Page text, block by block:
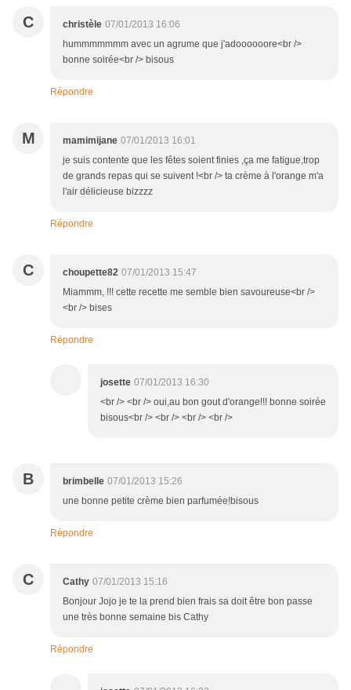
C christèle 07/01/2013 16:06
hummmmmmm avec un agrume que j'adoooooore<br />
bonne soirée<br /> bisous
Répondre
M mamimijane 07/01/2013 16:01
je suis contente que les fêtes soient finies ,ça me fatigue,trop
de grands repas qui se suivent !<br /> ta crème à l'orange m'a
l'air délicieuse bizzzz
Répondre
C choupette82 07/01/2013 15:47
Miammm, !!! cette recette me semble bien savoureuse<br />
<br /> bises
Répondre
josette 07/01/2013 16:30
<br /> <br /> oui,au bon gout d'orange!!! bonne soirée
bisous<br /> <br /> <br /> <br />
B brimbelle 07/01/2013 15:26
une bonne petite crème bien parfumée!bisous
Répondre
C Cathy 07/01/2013 15:16
Bonjour Jojo je te la prend bien frais sa doit être bon passe
une très bonne semaine bis Cathy
Répondre